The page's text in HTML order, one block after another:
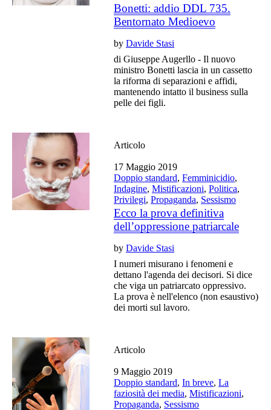
Bonetti: addio DDL 735.
Bentornato Medioevo
byDavide Stasi
di Giuseppe Augerllo - Il nuovo
ministro Bonetti lascia in un cassetto
la riforma di separazioni e affidi,
mantenendo intatto il business sulla
pelle dei figli.
Articolo
17 Maggio 2019
Doppio standard,Femminicidio,
Indagine,Mistificazioni,Politica,
Privilegi,Propaganda, Sessismo
Ecco la prova definitiva
dell’oppressione patriarcale
byDavide Stasi
I numeri misurano i fenomeni e
dettano l'agenda dei decisori. Si dice
che viga un patriarcato oppressivo.
La prova è nell'elenco (non esaustivo)
dei morti sul lavoro.
Articolo
9 Maggio 2019
Doppio standard,In breve,La
faziosità dei media,Mistificazioni,
Propaganda, Sessismo